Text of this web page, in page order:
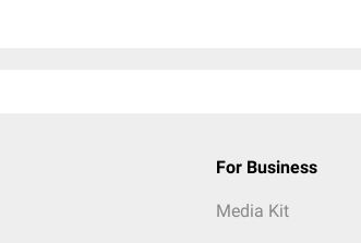
For Business
Media Kit